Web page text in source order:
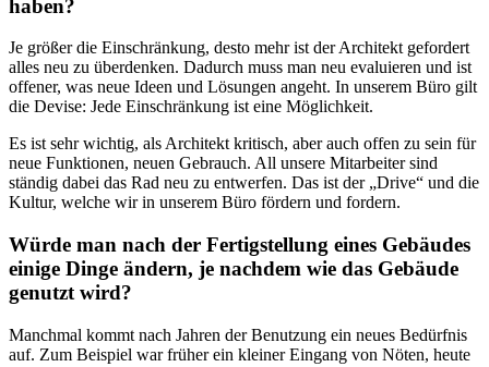
haben?
Je größer die Einschränkung, des­to mehr ist der Architekt gefordert
alles neu zu überdenken. Dadurch muss man neu evaluieren und ist
offener, was neue Ideen und Lösungen angeht. In unserem Büro gilt
die Devise: Jede Ein­schränkung ist eine Möglichkeit.
Es ist sehr wichtig, als Archi­tekt kritisch, aber auch offen zu sein für
neue Funktionen, neuen Gebrauch. All unsere Mitarbeiter sind
ständig dabei das Rad neu zu entwerfen. Das ist der „Drive“ und die
Kultur, welche wir in unserem Büro fördern und fordern.
Würde man nach der Fertig­stellung eines Gebäudes
einige Dinge ändern, je nach­dem wie das Gebäude
genutzt wird?
Manchmal kommt nach Jahren der Benutzung ein neues Bedürf­nis
auf. Zum Beispiel war früher ein kleiner Eingang von Nöten, heute